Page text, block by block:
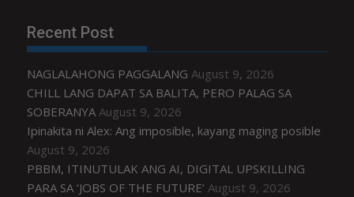
Recent Post
NAGLALAHONG PAGGALANG August 9, 2026
CHILL LANG DAPAT SA BALITA, PERO PALAG SA
SOBERANYA August 9, 2026
Ipinakita ni Alex: Ang imposible, kayang maging posible
August 9, 2026
PBBM, ITINUTULAK ANG AI, DIGITAL UPSKILLING
PARA SA ‘JOBS OF THE FUTURE’ August 9, 2026